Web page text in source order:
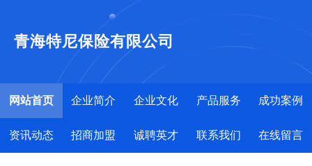
青海特尼保险有限公司
网站首页 企业简介 企业文化 产品服务 成功案例
资讯动态 招商加盟 诚聘英才 联系我们 在线留言